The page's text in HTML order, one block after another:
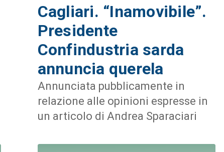
Cagliari. “Inamovibile”.
Presidente
Confindustria sarda
annuncia querela
Annunciata pubblicamente in
relazione alle opinioni espresse in
un articolo di Andrea Sparaciari